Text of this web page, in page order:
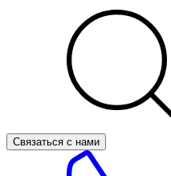
Связаться с нами